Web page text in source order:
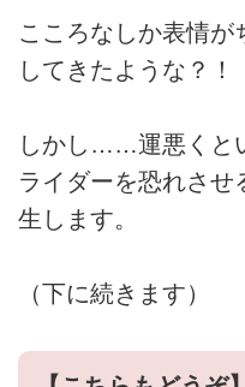
こころなしか表情が
してきたような？！
しかし……運悪くと
ライダーを恐れさせ
生します。
（下に続きます）